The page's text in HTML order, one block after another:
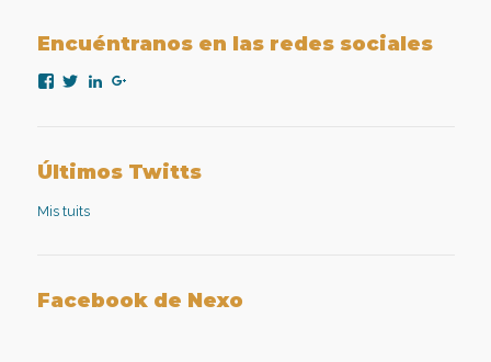
Encuéntranos en las redes sociales
Ver
Facebook
Ver
Twitter
Ver
aplicadaGoogle+
Últimos Twitts
Mis tuits
Facebook de Nexo